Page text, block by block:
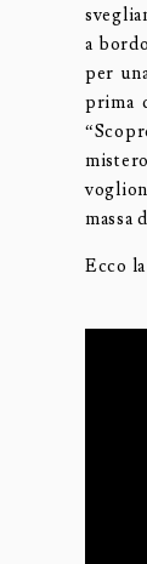
a
per
prima
massa
Ecco